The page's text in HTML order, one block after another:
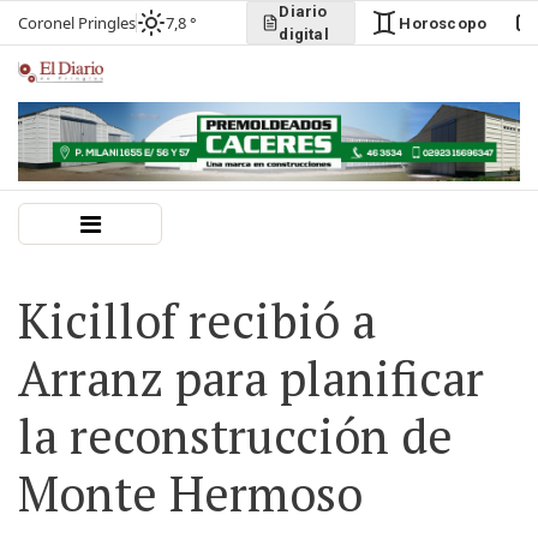
Coronel Pringles 7,8 °
Diario
digital
Horoscopo
Kicillof recibió a
Arranz para planificar
la reconstrucción de
Monte Hermoso